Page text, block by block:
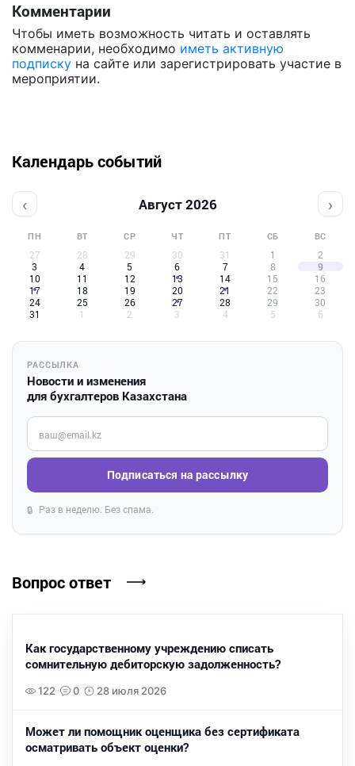
Комментарии
Чтобы иметь возможность читать и оставлять
комменарии, необходимо иметь активную
подписку на сайте или зарегистрировать участие в
мероприятии.
Календарь событий
‹ Август 2026 ›
ПН ВТ СР ЧТ ПТ СБ ВС
27 28 29 30 31 1
2
3
4 5 6 7 8
9
10
11 12 13 14 15
16
17
18 19 20 21 22
23
24
25 26 27 28 29
30
31
1 2 3 4 5 6
РАССЫЛКА
Новости и изменения
для бухгалтеров Казахстана
Введите ваш e-mail
Подписаться на рассылку
🔒 Раз в неделю. Без спама.
Вопрос ответ
Как государственному учреждению списать
сомнительную дебиторскую задолженность?
122 0 28 июля 2026
Может ли помощник оценщика без сертификата
осматривать объект оценки?